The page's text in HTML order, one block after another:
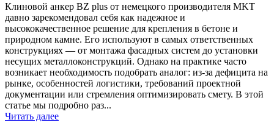
Клиновой анкер BZ plus от немецкого производителя MKT
давно зарекомендовал себя как надежное и
высококачественное решение для крепления в бетоне и
природном камне. Его используют в самых ответственных
конструкциях — от монтажа фасадных систем до установки
несущих металлоконструкций. Однако на практике часто
возникает необходимость подобрать аналог: из-за дефицита на
рынке, особенностей логистики, требований проектной
документации или стремления оптимизировать смету. В этой
статье мы подробно раз...
Читать далее